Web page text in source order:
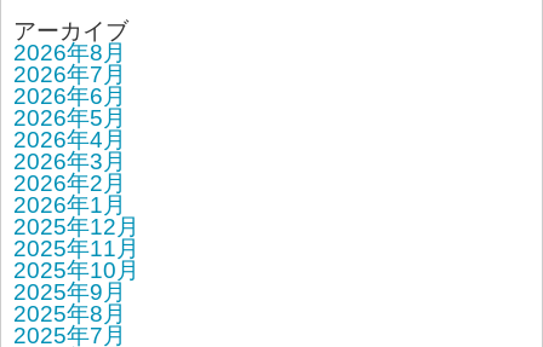
アーカイブ
2026年8月
2026年7月
2026年6月
2026年5月
2026年4月
2026年3月
2026年2月
2026年1月
2025年12月
2025年11月
2025年10月
2025年9月
2025年8月
2025年7月